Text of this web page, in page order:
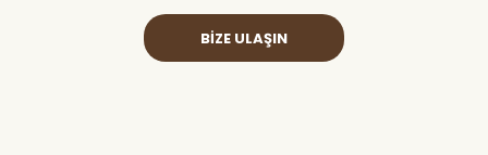
BİZE ULAŞIN